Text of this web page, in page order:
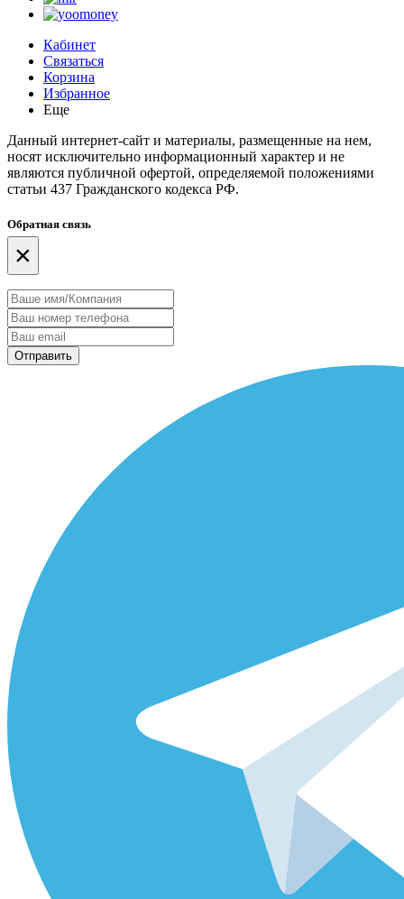
Кабинет
Связаться
Корзина
Избранное
Еще
Данный интернет-сайт и материалы, размещенные на нем,
носят исключительно информационный характер и не
являются публичной офертой, определяемой положениями
статьи 437 Гражданского кодекса РФ.
Обратная связь
×
Отправить